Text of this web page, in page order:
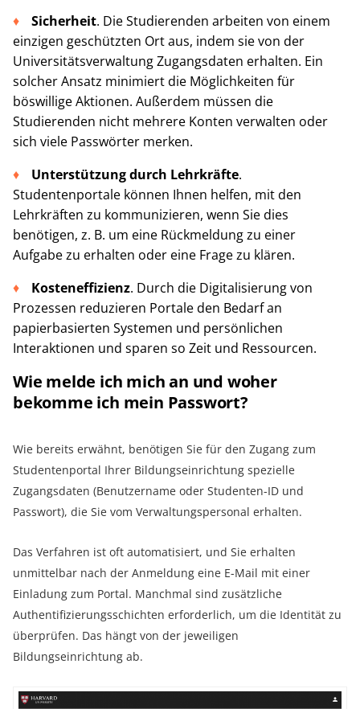
Sicherheit. Die Studierenden arbeiten von einem
einzigen geschützten Ort aus, indem sie von der
Universitätsverwaltung Zugangsdaten erhalten. Ein
solcher Ansatz minimiert die Möglichkeiten für
böswillige Aktionen. Außerdem müssen die
Studierenden nicht mehrere Konten verwalten oder
sich viele Passwörter merken.
Unterstützung durch Lehrkräfte.
Studentenportale können Ihnen helfen, mit den
Lehrkräften zu kommunizieren, wenn Sie dies
benötigen, z. B. um eine Rückmeldung zu einer
Aufgabe zu erhalten oder eine Frage zu klären.
Kosteneffizienz. Durch die Digitalisierung von
Prozessen reduzieren Portale den Bedarf an
papierbasierten Systemen und persönlichen
Interaktionen und sparen so Zeit und Ressourcen.
Wie melde ich mich an und woher
bekomme ich mein Passwort?
Wie bereits erwähnt, benötigen Sie für den Zugang zum
Studentenportal Ihrer Bildungseinrichtung spezielle
Zugangsdaten (Benutzername oder Studenten-ID und
Passwort), die Sie vom Verwaltungspersonal erhalten.
Das Verfahren ist oft automatisiert, und Sie erhalten
unmittelbar nach der Anmeldung eine E-Mail mit einer
Einladung zum Portal. Manchmal sind zusätzliche
Authentifizierungsschichten erforderlich, um die Identität zu
überprüfen. Das hängt von der jeweiligen
Bildungseinrichtung ab.